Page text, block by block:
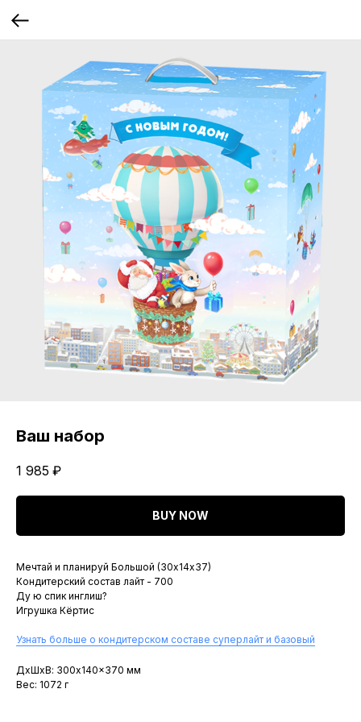
Ваш набор
1 985 ₽
BUY NOW
Мечтай и планируй Большой (30х14х37)
Кондитерский состав лайт - 700
Ду ю спик инглиш?
Игрушка Кёртис
Узнать больше о кондитерском составе суперлайт и базовый
ДxШxВ: 300x140x370 мм
Вес: 1072 г